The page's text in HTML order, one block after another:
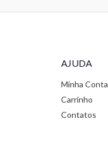
AJUDA
Minha Conta
Carrinho
Contatos